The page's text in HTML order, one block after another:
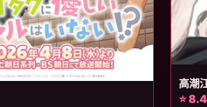
高潮
⭐ 8.4